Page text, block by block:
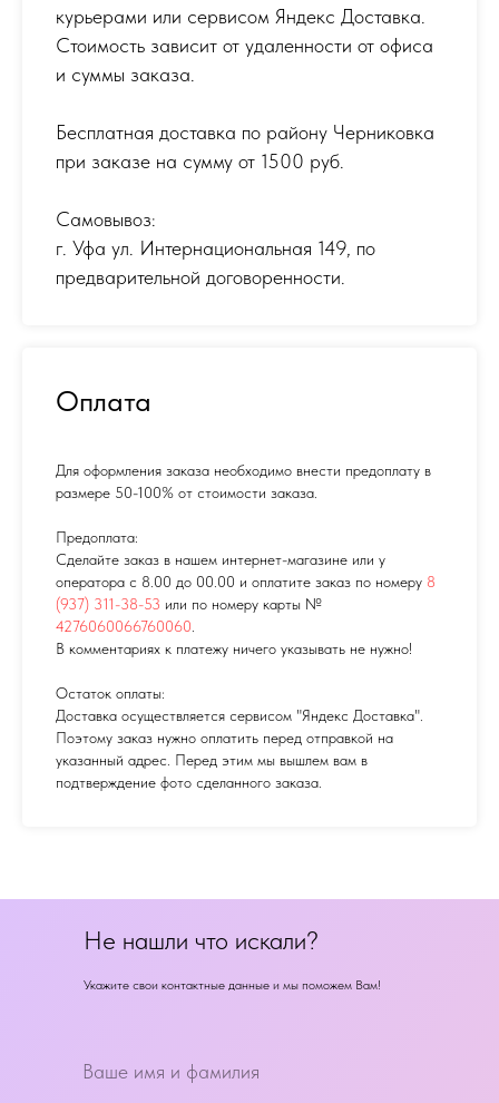
курьерами или сервисом Яндекс Доставка.
Стоимость зависит от удаленности от офиса
и суммы заказа.
Бесплатная доставка по району Черниковка
при заказе на сумму от 1500 руб.
Самовывоз:
г. Уфа ул. Интернациональная 149, по
предварительной договоренности.
Оплата
Для оформления заказа необходимо внести предоплату в
размере 50-100% от стоимости заказа.
Предоплата:
Сделайте заказ в нашем интернет-магазине или у
оператора с 8.00 до 00.00 и оплатите заказ по номеру 8
(937) 311-38-53 или по номеру карты №
4276060066760060
В комментариях к платежу ничего указывать не нужно!
Остаток оплаты:
Доставка осуществляется сервисом "Яндекс Доставка".
Поэтому заказ нужно оплатить перед отправкой на
указанный адрес. Перед этим мы вышлем вам в
подтверждение фото сделанного заказа.
Не нашли что искали?
Укажите свои контактные данные и мы поможем Вам!